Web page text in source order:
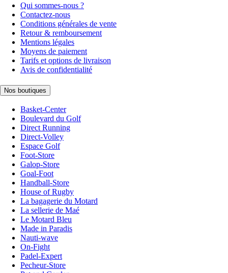
Qui sommes-nous ?
Contactez-nous
Conditions générales de vente
Retour & remboursement
Mentions légales
Moyens de paiement
Tarifs et options de livraison
Avis de confidentialité
Nos boutiques
Basket-Center
Boulevard du Golf
Direct Running
Direct-Volley
Espace Golf
Foot-Store
Galop-Store
Goal-Foot
Handball-Store
House of Rugby
La bagagerie du Motard
La sellerie de Maé
Le Motard Bleu
Made in Paradis
Nauti-wave
On-Fight
Padel-Expert
Pecheur-Store